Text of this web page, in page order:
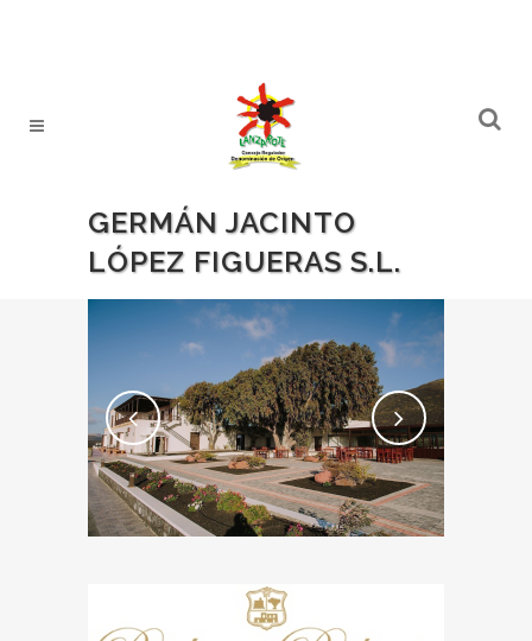
GERMÁN JACINTO
LÓPEZ FIGUERAS S.L.